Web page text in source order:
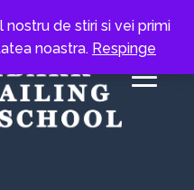
nostru de stiri si vei primi
noastra. Respinge